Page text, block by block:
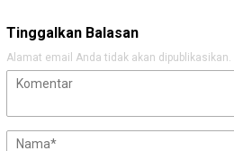
Tinggalkan Balasan
Alamat email Anda tidak akan dipublikasikan.